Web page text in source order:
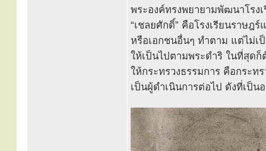
พระองค์ทรงพยายามพัฒนาโรง
“เชลยศักดิ์” คือโรงเรียนราษฎ
หรือเอกชนอื่นๆ ทำตาม แต่ไม่เ
ให้เป็นไปตามพระดำริ ในที่สุด
ให้กระทรวงธรรมการ คือกระท
เป็นผู้ดำเนินการต่อไป ดังที่เป็น